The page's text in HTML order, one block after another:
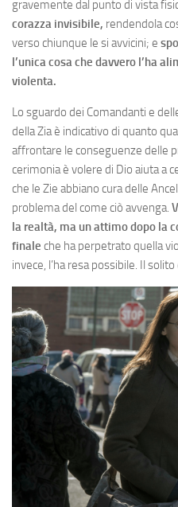
gravemente dal punto di vista
corazza invisibile, rendendola
verso chiunque le si avvicini; e
l’unica cosa che davvero l’ha
violenta.
Lo sguardo dei Comandanti e
della Zia è indicativo di quanto
affrontare le conseguenze delle
cerimonia è volere di Dio aiuta a
che le Zie abbiano cura delle
problema del come ciò avvenga.
la realtà, ma un attimo dopo la
finale che ha perpetrato quella
invece, l’ha resa possibile. Il